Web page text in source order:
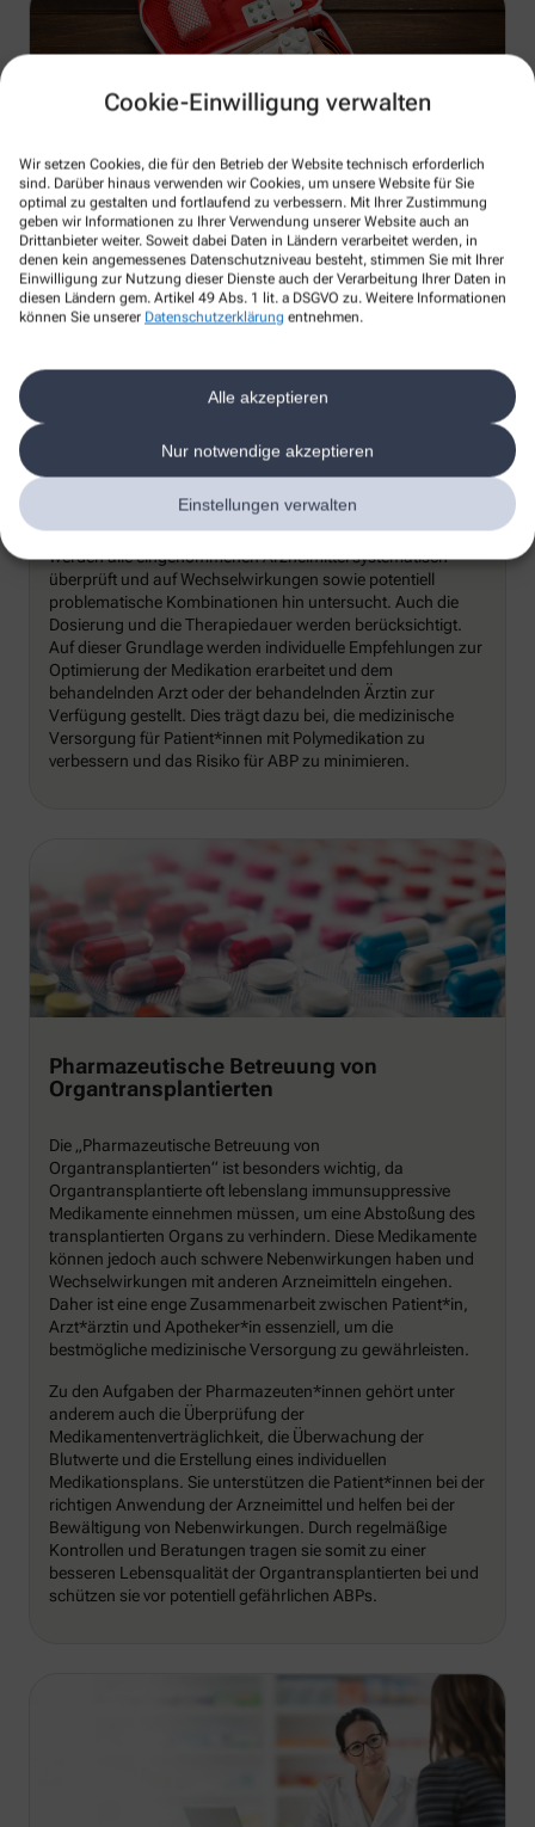
Cookie-Einwilligung verwalten
Wir setzen Cookies, die für den Betrieb der Website technisch erforderlich
sind. Darüber hinaus verwenden wir Cookies, um unsere Website für Sie
optimal zu gestalten und fortlaufend zu verbessern. Mit Ihrer Zustimmung
geben wir Informationen zu Ihrer Verwendung unserer Website auch an
Drittanbieter weiter. Soweit dabei Daten in Ländern verarbeitet werden, in
denen kein angemessenes Datenschutzniveau besteht, stimmen Sie mit Ihrer
Einwilligung zur Nutzung dieser Dienste auch der Verarbeitung Ihrer Daten in
diesen Ländern gem. Artikel 49 Abs. 1 lit. a DSGVO zu. Weitere Informationen
können Sie unserer Datenschutzerklärung entnehmen.
Alle akzeptieren
Nur notwendige akzeptieren
Einstellungen verwalten
Erweiterte Medikationsberatung bei
Polymedikation
Die „Erweiterte Medikationsberatung bei Polymedikation“ ist
vor allem für Patient*innen gedacht, die mehrere
Risiko für ABP und damit für unerwünschte
Medikationsberatung soll hierbei helfen, die Situation für
Im Rahmen der erweiterten Medikationsberatung werden
die Medikamente des Patienten auf ABP untersucht. Hierzu
werden alle eingenommenen Arzneimittel systematisch
überprüft und auf Wechselwirkungen sowie potentiell
problematische Kombinationen hin untersucht. Auch die
Dosierung und die Therapiedauer werden berücksichtigt.
Auf dieser Grundlage werden individuelle Empfehlungen zur
Optimierung der Medikation erarbeitet und dem
behandelnden Arzt oder der behandelnden Ärztin zur
Verfügung gestellt. Dies trägt dazu bei, die medizinische
Versorgung für Patient*innen mit Polymedikation zu
verbessern und das Risiko für ABP zu minimieren.
Pharmazeutische Betreuung von
Organtransplantierten
Die „Pharmazeutische Betreuung von
Organtransplantierten“ ist besonders wichtig, da
Organtransplantierte oft lebenslang immunsuppressive
Medikamente einnehmen müssen, um eine Abstoßung des
transplantierten Organs zu verhindern. Diese Medikamente
können jedoch auch schwere Nebenwirkungen haben und
Wechselwirkungen mit anderen Arzneimitteln eingehen.
Daher ist eine enge Zusammenarbeit zwischen Patient*in,
Arzt*ärztin und Apotheker*in essenziell, um die
bestmögliche medizinische Versorgung zu gewährleisten.
Zu den Aufgaben der Pharmazeuten*innen gehört unter
anderem auch die Überprüfung der
Medikamentenverträglichkeit, die Überwachung der
Blutwerte und die Erstellung eines individuellen
Medikationsplans. Sie unterstützen die Patient*innen bei der
richtigen Anwendung der Arzneimittel und helfen bei der
Bewältigung von Nebenwirkungen. Durch regelmäßige
Kontrollen und Beratungen tragen sie somit zu einer
besseren Lebensqualität der Organtransplantierten bei und
schützen sie vor potentiell gefährlichen ABPs.